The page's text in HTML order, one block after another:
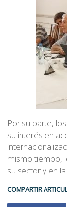
Por su parte,
su interés en
mismo tiempo,
su sector y en
COMPARTIR